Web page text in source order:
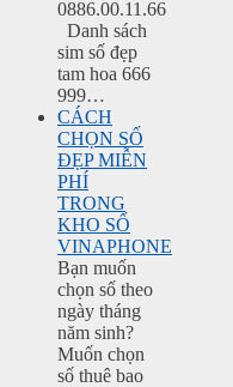
0886.00.11.66
Danh sách
sim số đẹp
tam hoa 666
999…
CÁCH
CHỌN SỐ
ĐẸP MIỄN
PHÍ
TRONG
KHO SỐ
VINAPHONE
Bạn muốn
chọn số theo
ngày tháng
năm sinh?
Muốn chọn
số thuê bao